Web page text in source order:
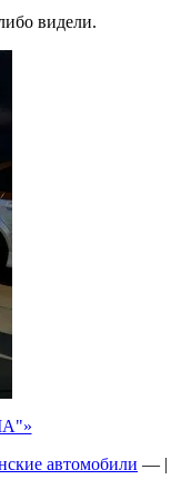
видели.
автомобили — |